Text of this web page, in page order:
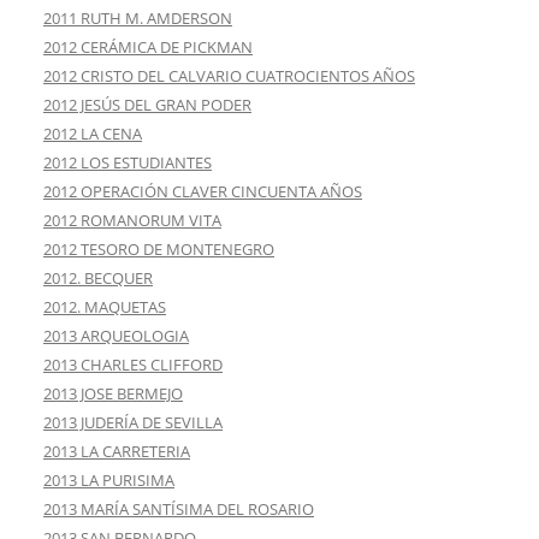
2011 RUTH M. AMDERSON
2012 CERÁMICA DE PICKMAN
2012 CRISTO DEL CALVARIO CUATROCIENTOS AÑOS
2012 JESÚS DEL GRAN PODER
2012 LA CENA
2012 LOS ESTUDIANTES
2012 OPERACIÓN CLAVER CINCUENTA AÑOS
2012 ROMANORUM VITA
2012 TESORO DE MONTENEGRO
2012. BECQUER
2012. MAQUETAS
2013 ARQUEOLOGIA
2013 CHARLES CLIFFORD
2013 JOSE BERMEJO
2013 JUDERÍA DE SEVILLA
2013 LA CARRETERIA
2013 LA PURISIMA
2013 MARÍA SANTÍSIMA DEL ROSARIO